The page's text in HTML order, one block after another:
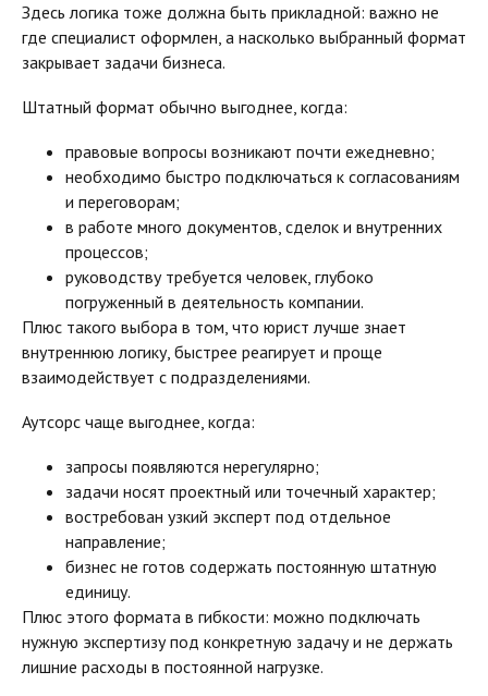
Здесь логика тоже должна быть прикладной: важно не
где специалист оформлен, а насколько выбранный формат
закрывает задачи бизнеса.
Штатный формат обычно выгоднее, когда:
правовые вопросы возникают почти ежедневно;
необходимо быстро подключаться к согласованиям
и переговорам;
в работе много документов, сделок и внутренних
процессов;
руководству требуется человек, глубоко
погруженный в деятельность компании.
Плюс такого выбора в том, что юрист лучше знает
внутреннюю логику, быстрее реагирует и проще
взаимодействует с подразделениями.
Аутсорс чаще выгоднее, когда:
запросы появляются нерегулярно;
задачи носят проектный или точечный характер;
востребован узкий эксперт под отдельное
направление;
бизнес не готов содержать постоянную штатную
единицу.
Плюс этого формата в гибкости: можно подключать
нужную экспертизу под конкретную задачу и не держать
лишние расходы в постоянной нагрузке.